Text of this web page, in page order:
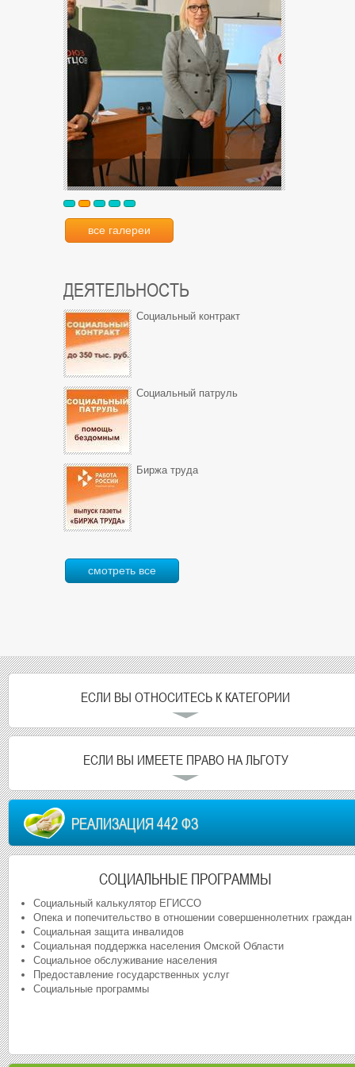
все галереи
ДЕЯТЕЛЬНОСТЬ
Социальный контракт
Социальный патруль
Биржа труда
смотреть все
ЕСЛИ ВЫ ОТНОСИТЕСЬ К КАТЕГОРИИ
ЕСЛИ ВЫ ИМЕЕТЕ ПРАВО НА ЛЬГОТУ
РЕАЛИЗАЦИЯ 442 ФЗ
СОЦИАЛЬНЫЕ ПРОГРАММЫ
Социальный калькулятор ЕГИССО
Опека и попечительство в отношении совершеннолетних граждан
Социальная защита инвалидов
Социальная поддержка населения Омской Области
Социальное обслуживание населения
Предоставление государственных услуг
Социальные программы